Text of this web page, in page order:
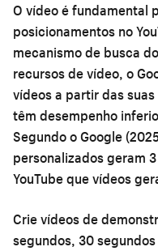
O vídeo é fundamental
posicionamentos no
mecanismo de busca
recursos de vídeo, o
vídeos a partir das
têm desempenho
Segundo o Google
personalizados geram
YouTube que vídeos
Crie vídeos de
segundos, 30